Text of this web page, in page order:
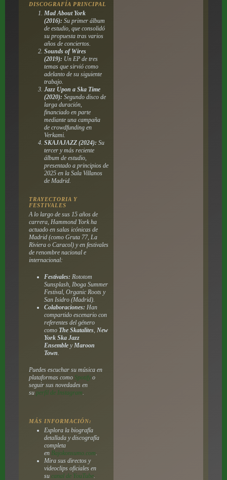
DISCOGRAFÍA PRINCIPAL
Mad About York
(2016): Su primer álbum
de estudio, que consolidó
su propuesta tras varios
años de conciertos.
Sounds of Wires
(2019): Un EP de tres
temas que sirvió como
adelanto de su siguiente
trabajo.
Jazz Upon a Ska Time
(2020): Segundo disco de
larga duración,
financiado en parte
mediante una campaña
de crowdfunding en
Verkami.
SKAJAJAZZ (2024): Su
tercer y más reciente
álbum de estudio,
presentado a principios de
2025 en la Sala Villanos
de Madrid.
TRAYECTORIA Y
FESTIVALES
A lo largo de sus 15 años de
carrera, Hammond York ha
actuado en salas icónicas de
Madrid (como Gruta 77, La
Riviera o Caracol) y en festivales
de renombre nacional e
internacional:
Festivales: Rototom
Sunsplash, Iboga Summer
Festival, Organic Roots y
San Isidro (Madrid).
Colaboraciones: Han
compartido escenario con
referentes del género
como The Skatalites, New
York Ska Jazz
EnsembleyMaroon
Town.
Puedes escuchar su música en
plataformas como Spotifyo
seguir sus novedades en
su perfil de Instagram.
MÁS INFORMACIÓN:
Explora la biografía
detallada y discografía
completa
en Bajokonsumo.com.
Mira sus directos y
videoclips oficiales en
su canal de YouTube.